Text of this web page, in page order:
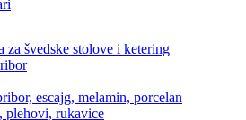
za švedske stolove i ketering
escajg, melamin, porcelan
plehovi, rukavice